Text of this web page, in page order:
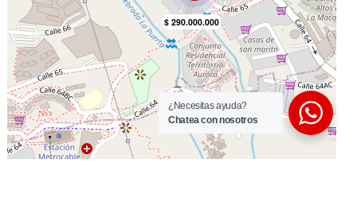
Trans. Público Cercano
Zona Residencial
Bosque Nativos
¿Necesitas ayuda?
Chatea con nosotros